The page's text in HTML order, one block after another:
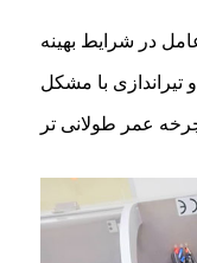
در شرایط بهینه
تیراندازی با مشکل